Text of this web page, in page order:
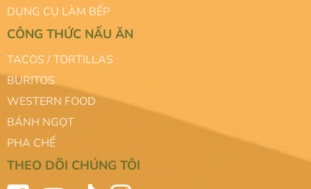
DỤNG CỤ LÀM BẾP
CÔNG THỨC NẤU ĂN
TACOS / TORTILLAS
BURITOS
WESTERN FOOD
BÁNH NGỌT
PHA CHẾ
THEO DÕI CHÚNG TÔI